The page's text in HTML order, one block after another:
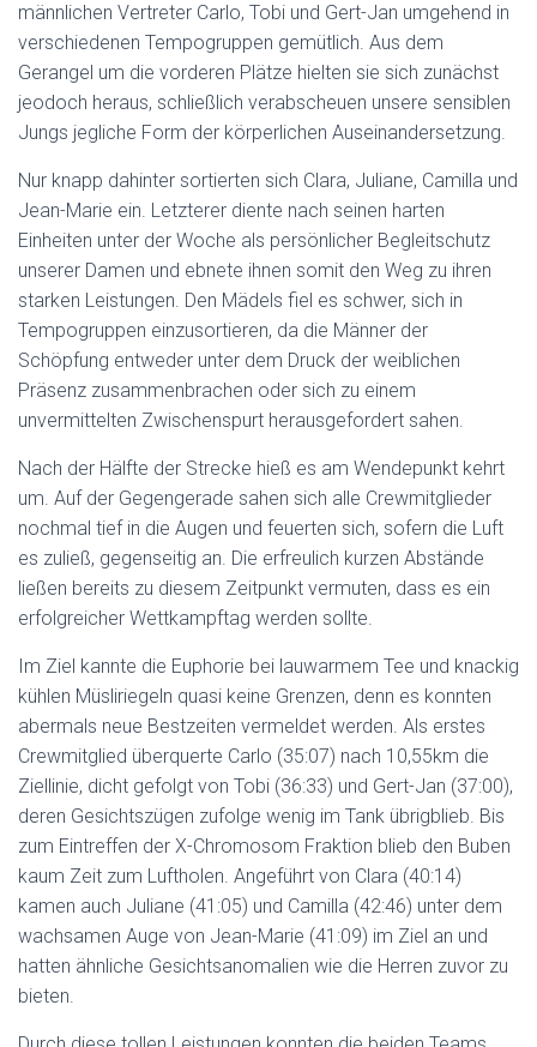
männlichen Vertreter Carlo, Tobi und Gert-Jan umgehend in
verschiedenen Tempogruppen gemütlich. Aus dem
Gerangel um die vorderen Plätze hielten sie sich zunächst
jeodoch heraus, schließlich verabscheuen unsere sensiblen
Jungs jegliche Form der körperlichen Auseinandersetzung.
Nur knapp dahinter sortierten sich Clara, Juliane, Camilla und
Jean-Marie ein. Letzterer diente nach seinen harten
Einheiten unter der Woche als persönlicher Begleitschutz
unserer Damen und ebnete ihnen somit den Weg zu ihren
starken Leistungen. Den Mädels fiel es schwer, sich in
Tempogruppen einzusortieren, da die Männer der
Schöpfung entweder unter dem Druck der weiblichen
Präsenz zusammenbrachen oder sich zu einem
unvermittelten Zwischenspurt herausgefordert sahen.
Nach der Hälfte der Strecke hieß es am Wendepunkt kehrt
um. Auf der Gegengerade sahen sich alle Crewmitglieder
nochmal tief in die Augen und feuerten sich, sofern die Luft
es zuließ, gegenseitig an. Die erfreulich kurzen Abstände
ließen bereits zu diesem Zeitpunkt vermuten, dass es ein
erfolgreicher Wettkampftag werden sollte.
Im Ziel kannte die Euphorie bei lauwarmem Tee und knackig
kühlen Müsliriegeln quasi keine Grenzen, denn es konnten
abermals neue Bestzeiten vermeldet werden. Als erstes
Crewmitglied überquerte Carlo (35:07) nach 10,55km die
Ziellinie, dicht gefolgt von Tobi (36:33) und Gert-Jan (37:00),
deren Gesichtszügen zufolge wenig im Tank übrigblieb. Bis
zum Eintreffen der X-Chromosom Fraktion blieb den Buben
kaum Zeit zum Luftholen. Angeführt von Clara (40:14)
kamen auch Juliane (41:05) und Camilla (42:46) unter dem
wachsamen Auge von Jean-Marie (41:09) im Ziel an und
hatten ähnliche Gesichtsanomalien wie die Herren zuvor zu
bieten.